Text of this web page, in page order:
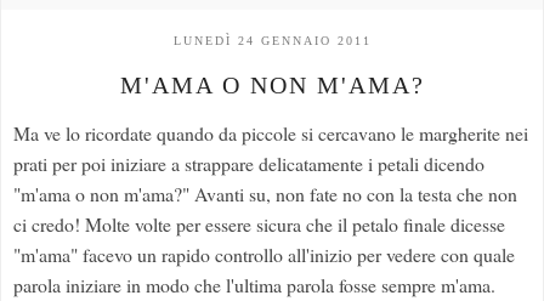
LUNEDÌ 24 GENNAIO 2011
M'AMA O NON M'AMA?
Ma ve lo ricordate quando da piccole si cercavano le margherite nei
prati per poi iniziare a strappare delicatamente i petali dicendo
"m'ama o non m'ama?" Avanti su, non fate no con la testa che non
ci credo! Molte volte per essere sicura che il petalo finale dicesse
"m'ama" facevo un rapido controllo all'inizio per vedere con quale
parola iniziare in modo che l'ultima parola fosse sempre m'ama.